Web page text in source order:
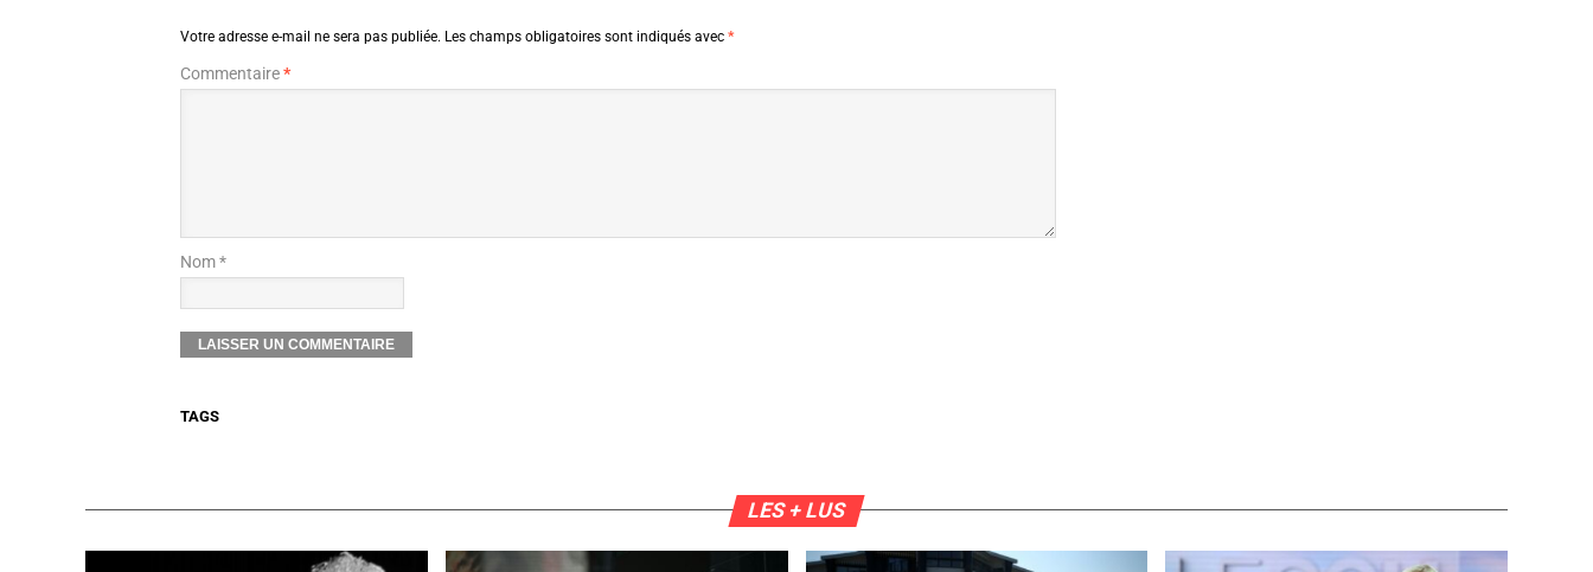
Votre adresse e-mail ne sera pas publiée. Les champs obligatoires sont indiqués avec *
Commentaire*
Nom *
TAGS
LES + LUS